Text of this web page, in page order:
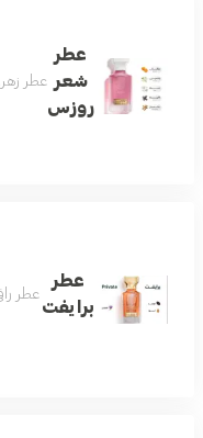
عطر
شعر
روزس
عطر
عطر
برايفت
عطر